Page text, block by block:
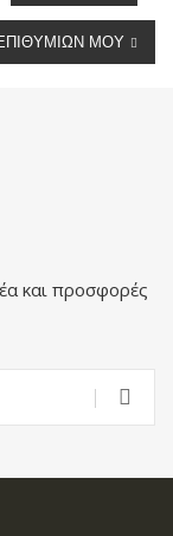
ΜΟΥ
και προσφορές